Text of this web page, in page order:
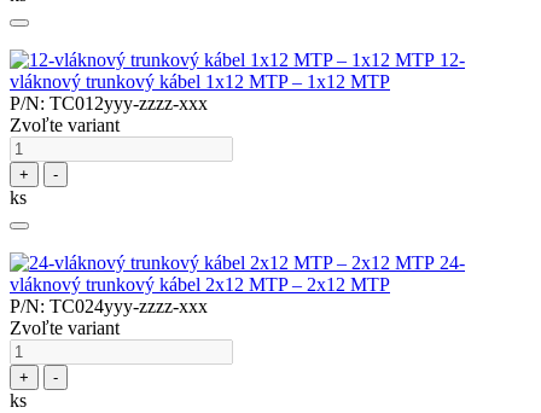
12-
vláknový trunkový kábel 1x12 MTP – 1x12 MTP
P/N: TC012yyy-zzzz-xxx
Zvoľte variant
+ -
ks
24-
vláknový trunkový kábel 2x12 MTP – 2x12 MTP
P/N: TC024yyy-zzzz-xxx
Zvoľte variant
+ -
ks